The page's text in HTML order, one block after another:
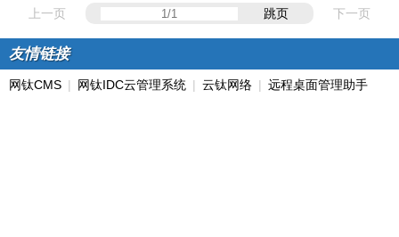
上一页 跳页 下一页
友情链接
网钛CMS | 网钛IDC云管理系统 | 云钛网络 | 远程桌面管理助手